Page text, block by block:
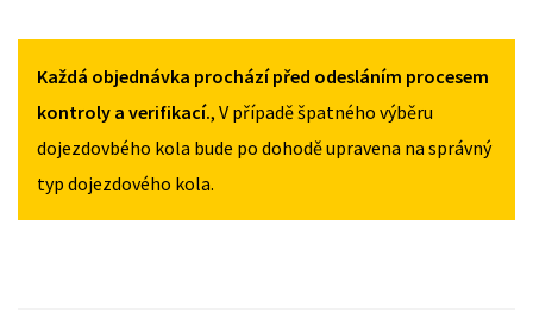
125/70R15
MNOŽSTVÍ
125/70R15
MNOŽSTVÍ
MICRA
K13
2011-
2016
125/70R15
Každá objednávka prochází před odesláním procesem
kontroly a verifikací., V případě špatného výběru
dojezdovbého kola bude po dohodě upravena na správný
typ dojezdového kola.